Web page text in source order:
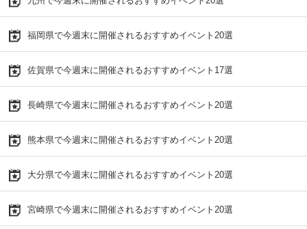
福岡県で今週末に開催されるおすすめイベント20選
佐賀県で今週末に開催されるおすすめイベント17選
長崎県で今週末に開催されるおすすめイベント20選
熊本県で今週末に開催されるおすすめイベント20選
大分県で今週末に開催されるおすすめイベント20選
宮崎県で今週末に開催されるおすすめイベント20選